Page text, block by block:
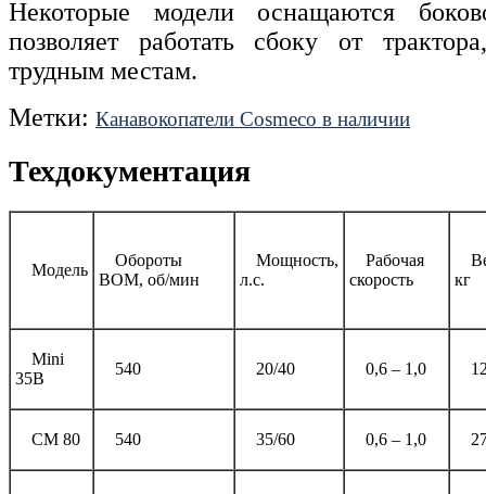
Некоторые модели оснащаются
позволяет работать сбоку от
трудным местам.
Метки: Канавокопатели Cosmeco в наличии
Техдокументация
Модель
Обороты
ВОМ, об/мин
Мощность,
л.с.
Рабочая
скорость
кг
Mini
35B
540 20/40 0,6 – 1,0
CM 80 540 35/60 0,6 – 1,0